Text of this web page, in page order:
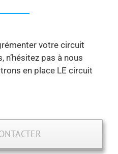
votre circuit
n’hésitez pas à nous
en place LE circuit